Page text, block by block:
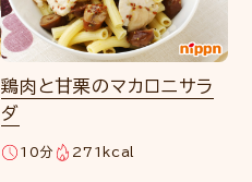
鶏肉と甘栗のマカロニサラ
ダ
10分 271kcal